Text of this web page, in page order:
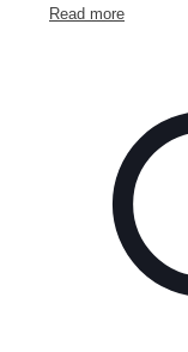
Read more